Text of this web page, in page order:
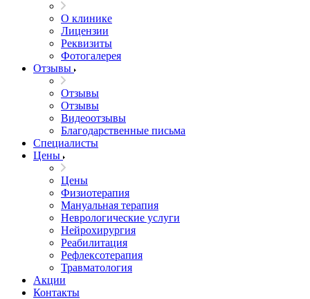
О клинике
Лицензии
Реквизиты
Фотогалерея
Отзывы
Отзывы
Отзывы
Видеоотзывы
Благодарственные письма
Специалисты
Цены
Цены
Физиотерапия
Мануальная терапия
Неврологические услуги
Нейрохирургия
Реабилитация
Рефлексотерапия
Травматология
Акции
Контакты